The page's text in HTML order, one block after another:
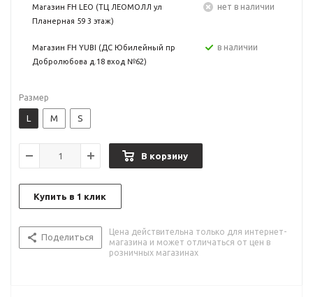
Магазин FH LEO (ТЦ ЛЕОМОЛЛ ул
Планерная 59 3 этаж)
Нет в наличии
Магазин FH YUBI (ДС Юбилейный пр
Добролюбова д.18 вход №62)
в наличии
Размер
L M S
В корзину
Купить в 1 клик
Поделиться
Цена действительна только для интернет-
магазина и может отличаться от цен в
розничных магазинах